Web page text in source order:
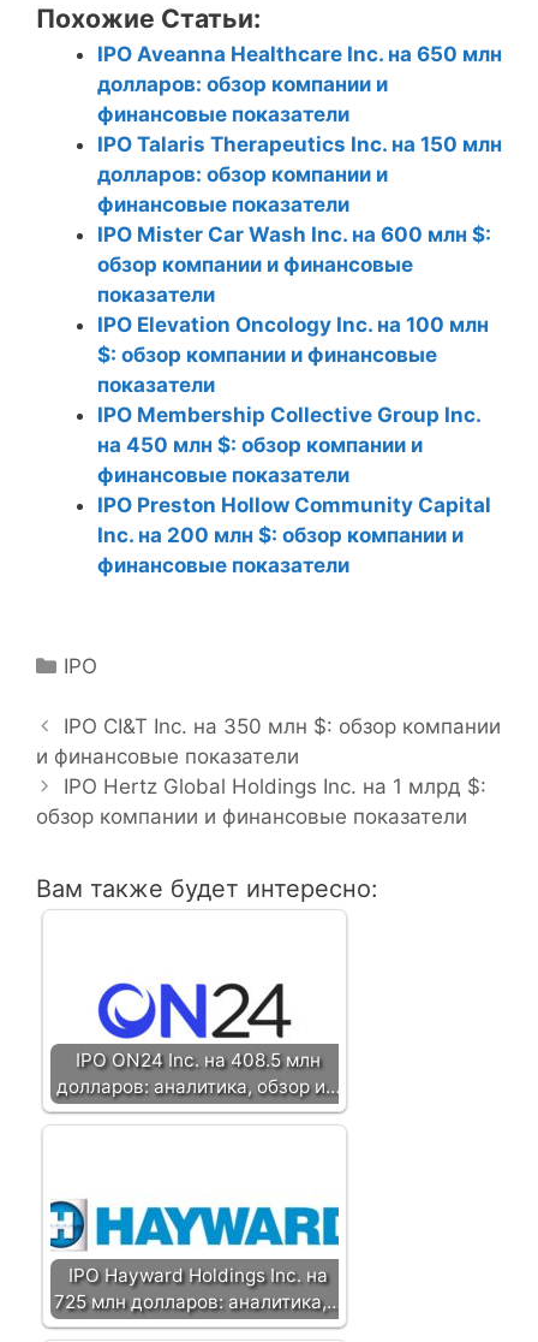
Похожие Статьи:
IPO Aveanna Healthcare Inc. на 650 млн
долларов: обзор компании и
финансовые показатели
IPO Talaris Therapeutics Inc. на 150 млн
долларов: обзор компании и
финансовые показатели
IPO Mister Car Wash Inc. на 600 млн $:
обзор компании и финансовые
показатели
IPO Elevation Oncology Inc. на 100 млн
$: обзор компании и финансовые
показатели
IPO Membership Collective Group Inc.
на 450 млн $: обзор компании и
финансовые показатели
IPO Preston Hollow Community Capital
Inc. на 200 млн $: обзор компании и
финансовые показатели
Р
б
р
и
к
IPO
а
в
и
г
ц
и
и
IPO CI&T Inc. на 350 млн $: обзор компании
и финансовые показатели
IPO Hertz Global Holdings Inc. на 1 млрд $:
обзор компании и финансовые показатели
Вам также будет интересно:
IPO ON24 Inc. на 408.5 млн
долларов: аналитика, обзор и…
IPO Hayward Holdings Inc. на
725 млн долларов: аналитика,…